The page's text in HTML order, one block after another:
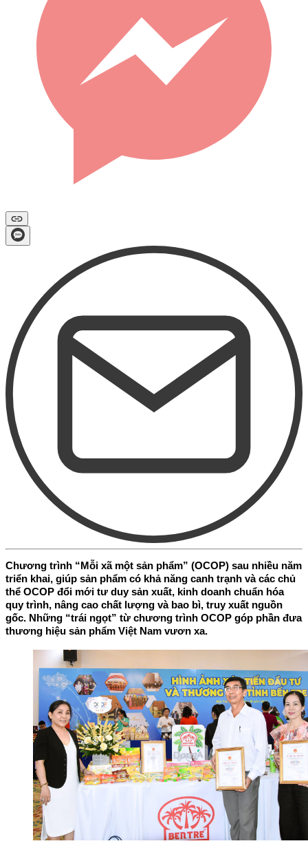
Chương trình “Mỗi xã một sản phẩm” (OCOP) sau nhiều năm
triển khai, giúp sản phẩm có khả năng canh trạnh và các chủ
thể OCOP đổi mới tư duy sản xuất, kinh doanh chuẩn hóa
quy trình, nâng cao chất lượng và bao bì, truy xuất nguồn
gốc. Những “trái ngọt” từ chương trình OCOP góp phần đưa
thương hiệu sản phẩm Việt Nam vươn xa.